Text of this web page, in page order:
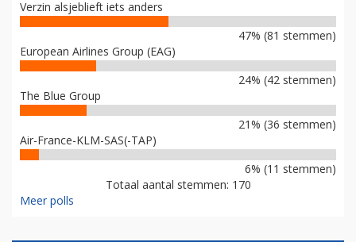
Verzin alsjeblieft iets anders
47% (81 stemmen)
European Airlines Group (EAG)
24% (42 stemmen)
The Blue Group
21% (36 stemmen)
Air-France-KLM-SAS(-TAP)
6% (11 stemmen)
Totaal aantal stemmen: 170
Meer polls